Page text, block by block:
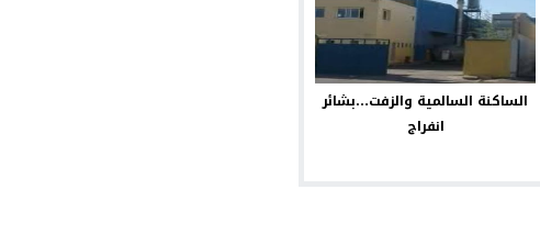
الساكنة السالمية والزفت…بشائر
انفراج